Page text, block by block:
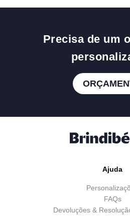
Precisa de um
Ajuda
FAQs
Devoluções &